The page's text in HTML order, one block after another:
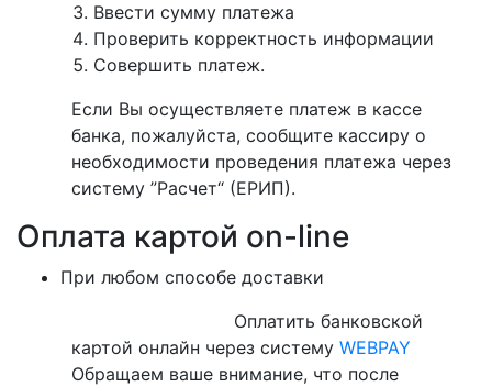
Ввести сумму платежа
Проверить корректность информации
Совершить платеж.
Если Вы осуществляете платеж в кассе
банка, пожалуйста, сообщите кассиру о
необходимости проведения платежа через
систему ”Расчет“ (ЕРИП).
Оплата картой on-line
При любом способе доставки
Оплатить банковской
картой онлайн через систему WEBPAY
Обращаем ваше внимание, что после